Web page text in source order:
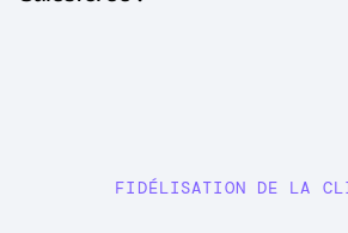
FIDÉLISATION DE LA